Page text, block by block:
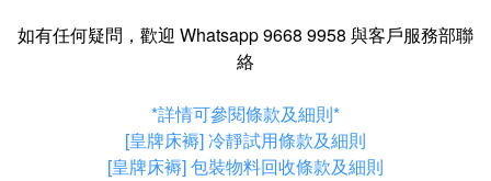
如有任何疑問，歡迎 Whatsapp9668 9958 與客戶服務部聯
絡
*詳情可參閱條款及細則*
[皇牌床褥] 冷靜試用條款及細則
[皇牌床褥] 包裝物料回收條款及細則